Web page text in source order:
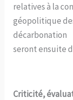
relatives à la
géopolitique
décarbonation
seront ensuite
Criticité,